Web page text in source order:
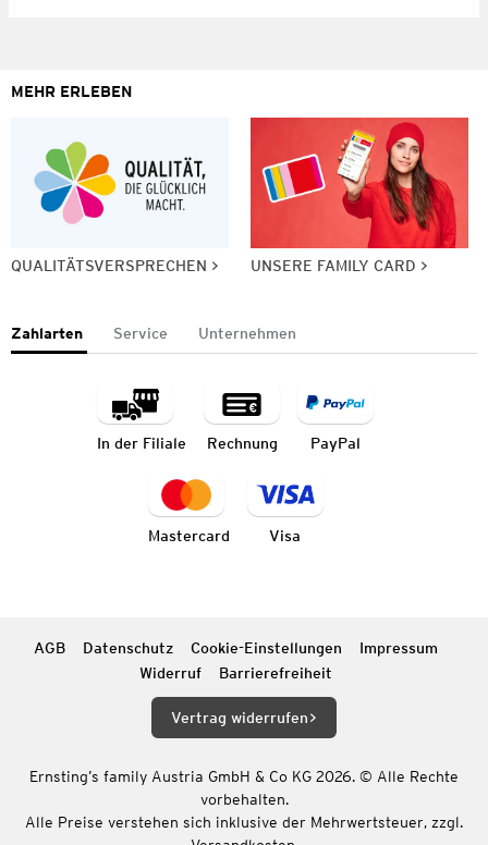
MEHR ERLEBEN
QUALITÄTSVERSPRECHEN UNSERE FAMILY CARD
Zahlarten Service Unternehmen
In der Filiale Rechnung PayPal
Mastercard Visa
AGB Datenschutz Cookie-Einstellungen
Impressum
Widerruf
Barrierefreiheit
Vertrag widerrufen
Ernsting’s family Austria GmbH & Co KG 2026. © Alle Rechte
vorbehalten.
Alle Preise verstehen sich inklusive der Mehrwertsteuer, zzgl.